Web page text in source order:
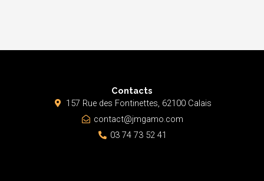
Contacts
157 Rue des Fontinettes, 62100 Calais
contact@jmgamo.com
03 74 73 52 41